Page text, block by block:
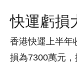
快運虧損
香港快運上半年
損為7300萬元